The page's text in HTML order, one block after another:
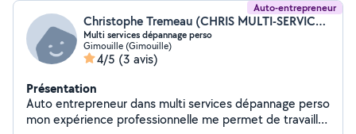
Auto-entrepreneur
Christophe Tremeau (CHRIS MULTI-SERVICES DEPANNAGES)
Multi services dépannage perso
Gimouille (Gimouille)
4/5 (3 avis)
Présentation
Auto entrepreneur dans multi services dépannage perso
mon expérience professionnelle me permet de travailler